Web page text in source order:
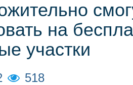
на
участки
518